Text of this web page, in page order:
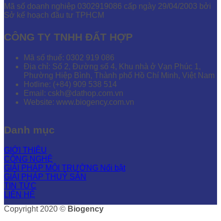
Mã số doanh nghiệp 0302919086 cấp ngày 29/04/2003 bởi
Sở kế hoạch đầu tư TPHCM
CÔNG TY TNHH ĐẤT HỢP
Mã số thuế: 0302 919 086
Địa chỉ: Số 2, Đường số 4, Khu nhà ở Vạn Phúc 1,
Phường Hiệp Bình, Thành phố Hồ Chí Minh, Việt Nam
Hotline: (+84) 909 538 514
Email: cskh@dathop.com.vn
Website: www.biogency.com.vn
Danh mục
GIỚI THIỆU
CÔNG NGHỆ
GIẢI PHÁP MÔI TRƯỜNG
GIẢI PHÁP THUỶ SẢN
TIN TỨC
LIÊN HỆ
Copyright 2020 © Biogency